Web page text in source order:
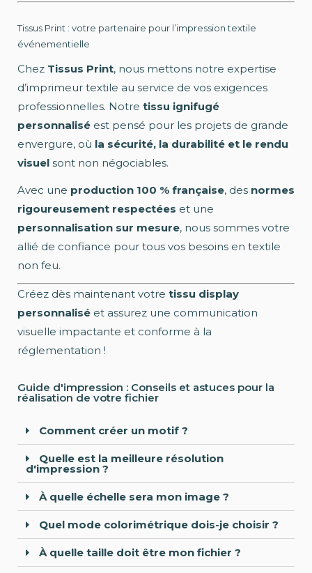
Tissus Print : votre partenaire pour l’impression textile
événementielle
Chez Tissus Print, nous mettons notre expertise
d’imprimeur textile au service de vos exigences
professionnelles. Notre tissu ignifugé
personnalisé est pensé pour les projets de grande
envergure, où la sécurité, la durabilité et le rendu
visuel sont non négociables.
Avec une production 100 % française, des normes
rigoureusement respectées et une
personnalisation sur mesure, nous sommes votre
allié de confiance pour tous vos besoins en textile
non feu.
Créez dès maintenant votre tissu display
personnalisé et assurez une communication
visuelle impactante et conforme à la
réglementation !
Guide d'impression : Conseils et astuces pour la
réalisation de votre fichier
Comment créer un motif ?
Quelle est la meilleure résolution
d'impression ?
À quelle échelle sera mon image ?
Quel mode colorimétrique dois-je choisir ?
À quelle taille doit être mon fichier ?